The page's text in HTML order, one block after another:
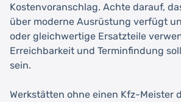
Kostenvoranschlag. Achte darauf,
über moderne Ausrüstung verfügt
oder gleichwertige Ersatzteile
Erreichbarkeit und Terminfindung
sein.
Werkstätten ohne einen Kfz-Meister